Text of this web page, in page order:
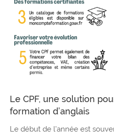
Le CPF, une solution
formation d’anglais
Le début de l’année est